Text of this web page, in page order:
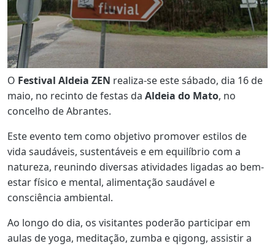
O Festival Aldeia ZEN realiza-se este sábado, dia 16 de
maio, no recinto de festas da Aldeia do Mato, no
concelho de Abrantes.
Este evento tem como objetivo promover estilos de
vida saudáveis, sustentáveis e em equilíbrio com a
natureza, reunindo diversas atividades ligadas ao bem-
estar físico e mental, alimentação saudável e
consciência ambiental.
Ao longo do dia, os visitantes poderão participar em
aulas de yoga, meditação, zumba e qigong, assistir a